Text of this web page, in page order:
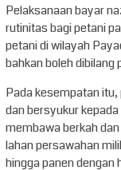
Pelaksanaan bayar
rutinitas bagi petani
petani di wilayah
bahkan boleh dibilang
Pada kesempatan
dan bersyukur
membawa berkah
lahan persawahan
hingga panen dengan